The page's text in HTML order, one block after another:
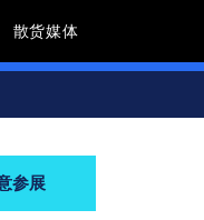
散货媒体
参展